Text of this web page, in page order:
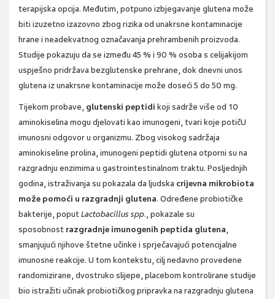
terapijska opcija. Međutim, potpuno izbjegavanje glutena može
biti izuzetno izazovno zbog rizika od unakrsne kontaminacije
hrane i neadekvatnog označavanja prehrambenih proizvoda.
Studije pokazuju da se između 45 % i 90 % osoba s celijakijom
uspješno pridržava bezglutenske prehrane, dok dnevni unos
glutena iz unakrsne kontaminacije može doseći 5 do 50 mg.
Tijekom probave, glutenski peptidi koji sadrže više od 10
aminokiselina mogu djelovati kao imunogeni, tvari koje potičU
imunosni odgovor u organizmu. Zbog visokog sadržaja
aminokiseline prolina, imunogeni peptidi glutena otporni su na
razgradnju enzimima u gastrointestinalnom traktu. Posljednjih
godina, istraživanja su pokazala da ljudska crijevna mikrobiota
može pomoći u razgradnji glutena. Određene probiotičke
bakterije, poputLactobacillus spp., pokazale su
sposobnost razgradnje imunogenih peptida glutena,
smanjujući njihove štetne učinke i sprječavajući potencijalne
imunosne reakcije. U tom kontekstu, cilj nedavno provedene
randomizirane, dvostruko slijepe, placebom kontrolirane studije
bio istražiti učinak probiotičkog pripravka na razgradnju glutena